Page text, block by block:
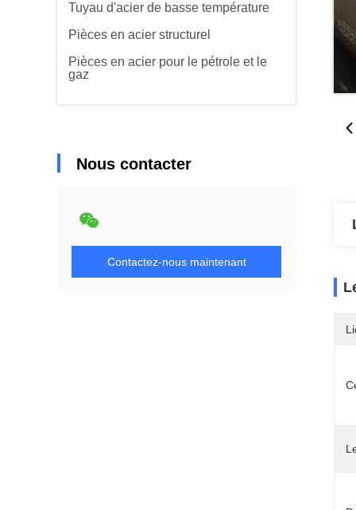
Tuyau d'acier de basse température
Pièces en acier structurel
Pièces en acier pour le pétrole et le
gaz
Nous contacter
Contactez-nous maintenant